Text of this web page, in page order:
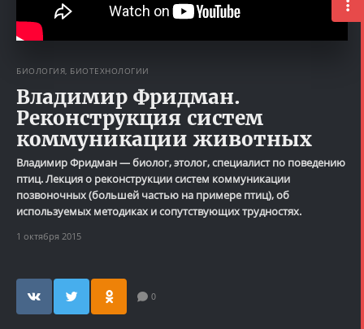
БИОЛОГИЯ, БИОТЕХНОЛОГИИ
Владимир Фридман.
Реконструкция систем
коммуникации животных
Владимир Фридман — биолог, этолог, специалист по поведению
птиц. Лекция о реконструкции систем коммуникации
позвоночных (большей частью на примере птиц), об
используемых методиках и сопутствующих трудностях.
1 октября 2015
0